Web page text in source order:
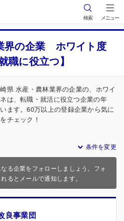
検索 メニュー
界の企業 ホワイト度
職に役立つ】
県 水産・農林業界の企業の、ホワイ
は、転職・就活に役立つ企業の年
ます。60万以上の登録企業から気に
チェック！
条件を変更
る企業をフォローしましょう。フォ
るとメールで通知します。
良事業団